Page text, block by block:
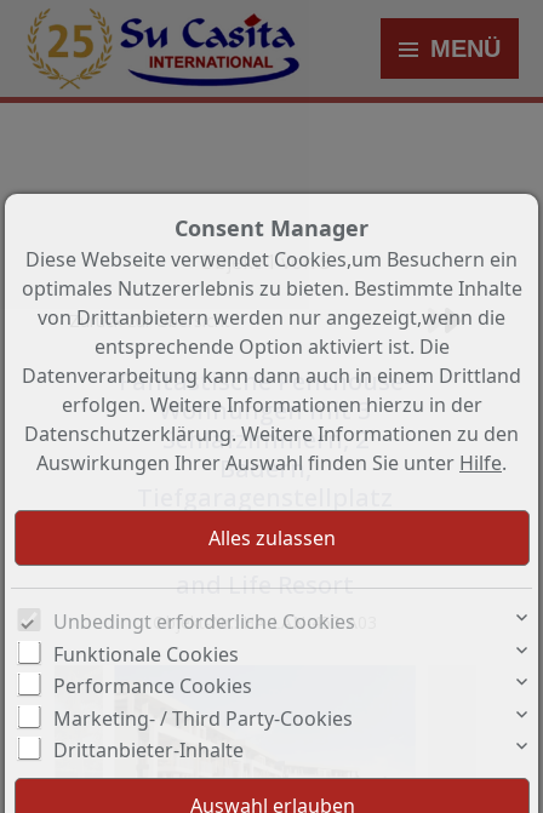
MENÜ
Objekt 1 von 5
Zurück zur Übersicht
Fantastische Penthouse-
Wohnungen mit 3
Schlafzimmern, 2
Bädern,
und Gemeinschaftspool
im Santa Rosalía Lake
and Life Resort
Objekt-Nr.: HA-LAN-450-A03
Consent Manager
Diese Webseite verwendet Cookies,um Besuchern ein
optimales Nutzererlebnis zu bieten. Bestimmte Inhalte
von Drittanbietern werden nur angezeigt,wenn die
entsprechende Option aktiviert ist. Die
Datenverarbeitung kann dann auch in einem Drittland
erfolgen. Weitere Informationen hierzu in der
Datenschutzerklärung. Weitere Informationen zu den
Auswirkungen Ihrer Auswahl finden Sie unter Hilfe.
Unbedingt erforderliche Cookies
Funktionale Cookies
Performance Cookies
Marketing- / Third Party-Cookies
Drittanbieter-Inhalte